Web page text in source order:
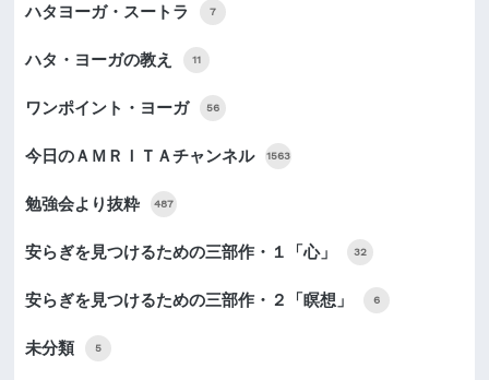
ハタヨーガ・スートラ 7
ハタ・ヨーガの教え 11
ワンポイント・ヨーガ 56
今日のＡＭＲＩＴＡチャンネル 1563
勉強会より抜粋 487
安らぎを見つけるための三部作・１「心」 32
安らぎを見つけるための三部作・２「瞑想」 6
未分類 5